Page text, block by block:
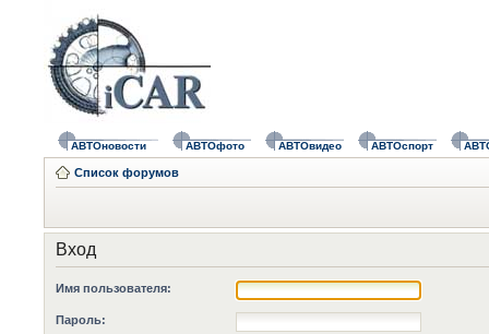
АВТОновости АВТОфото АВТОвидео АВТОспорт
Список форумов
Вход
Имя пользователя:
Пароль: